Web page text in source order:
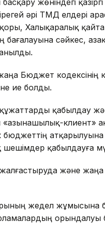
жөніндегі
әрі ТМД елдері
Халықаралық
сәйкес,
Бюджет кодексінің
ие болды.
қабылдау
клиент»
бюджеттің
қабылдауға
және
жедел жұмысына
орындалуы